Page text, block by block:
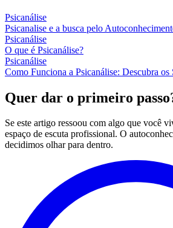
Psicanálise
Psicanalise e a busca pelo
Psicanálise
O que é Psicanálise?
Psicanálise
Como Funciona a Psicanálise: Descubra os
Quer dar o primeiro
Se este artigo ressoou com algo que você
espaço de escuta profissional. O
decidimos olhar para dentro.